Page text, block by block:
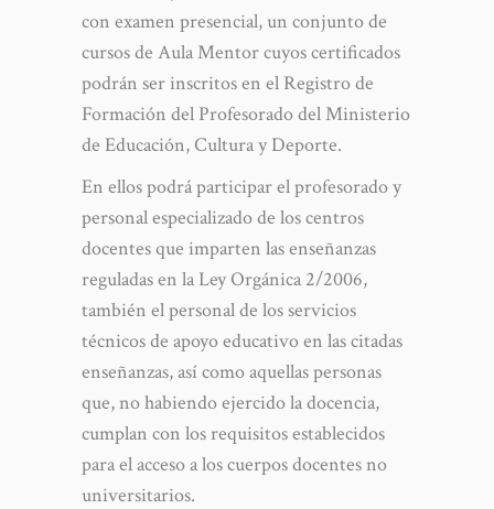
con examen presencial, un conjunto de
cursos de Aula Mentor cuyos certificados
podrán ser inscritos en el Registro de
Formación del Profesorado del Ministerio
de Educación, Cultura y Deporte.
En ellos podrá participar el profesorado y
personal especializado de los centros
docentes que imparten las enseñanzas
reguladas en la Ley Orgánica 2/2006,
también el personal de los servicios
técnicos de apoyo educativo en las citadas
enseñanzas, así como aquellas personas
que, no habiendo ejercido la docencia,
cumplan con los requisitos establecidos
para el acceso a los cuerpos docentes no
universitarios.